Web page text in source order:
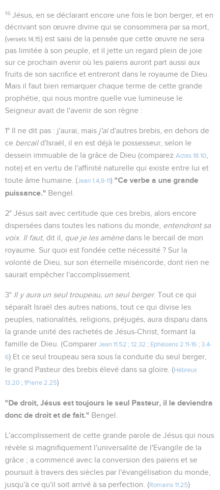
16 Jésus, en se déclarant encore une fois le bon berger, et en
décrivant son œuvre divine qui se consommera par sa mort,
(versets 14,15) est saisi de la pensée que cette œuvre ne sera
pas limitée à son peuple, et il jette un regard plein de joie
sur ce prochain avenir où les païens auront part aussi aux
fruits de son sacrifice et entreront dans le royaume de Dieu.
Mais il faut bien remarquer chaque terme de cette grande
prophétie, qui nous montre quelle vue lumineuse le
Seigneur avait de l'avenir de son règne :
1° Il ne dit pas : j'aurai, mais j'aid'autres brebis, en dehors de
ce bercaild'Israël, il en est déjà le possesseur, selon le
dessein immuable de la grâce de Dieu (comparez Actes 18.10
note) et en vertu de l'affinité naturelle qui existe entre lui et
toute âme humaine. (Jean 1.4 9-11) "Ce verbe a une grande
puissance." Bengel.
2° Jésus sait avec certitude que ces brebis, alors encore
dispersées dans toutes les nations du monde, entendront sa
voix. Il faut, dit il, que je les amènedans le bercail de mon
royaume. Sur quoi est fondée cette nécessité ? Sur la
volonté de Dieu, sur son éternelle miséricorde, dont rien ne
saurait empêcher l'accomplissement.
3° Il y aura un seul troupeau, un seul berger. Tout ce qui
séparaît Israël des autres nations, tout ce qui divise les
peuples, nationalités, religions, préjugés, aura disparu dans
la grande unité des rachetés de Jésus-Christ, formant la
famille de Dieu. (Comparer Jean 11.52 ; 12.32 ; Ephésiens 2.11-16 ; 3.4-
6) Et ce seul troupeau sera sous la conduite du seul berger,
le grand Pasteur des brebis élevé dans sa gloire. (Hébreux
13.20 ; 1Pierre 2.25)
"De droit, Jésus est toujours le seul Pasteur, il le deviendra
donc de droit et de fait." Bengel.
L'accomplissement de cette grande parole de Jésus qui nous
révèle si magnifiquement l'universalité de l'Evangile de la
grâce ; a commencé avec la conversion des païens et se
poursuit à travers des siècles par l'évangélisation du monde,
jusqu'à ce qu'il soit arrivé à sa perfection. (Romains 11.25)